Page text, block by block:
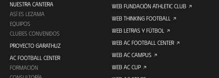
NUESTRA CANTERA
ASÍ ES LEZAMA
EQUIPOS
CLUBES CONVENIDOS
PROYECTO GARATHUZ
AC FOOTBALL CENTER
FORMACIÓN
WEB FUNDACIÓN ATHLETIC CLUB
WEB THINKING FOOTBALL
WEB LETRAS Y FÚTBOL
WEB AC FOOTBALL CENTER
WEB AC CAMPUS
WEB AC CUP